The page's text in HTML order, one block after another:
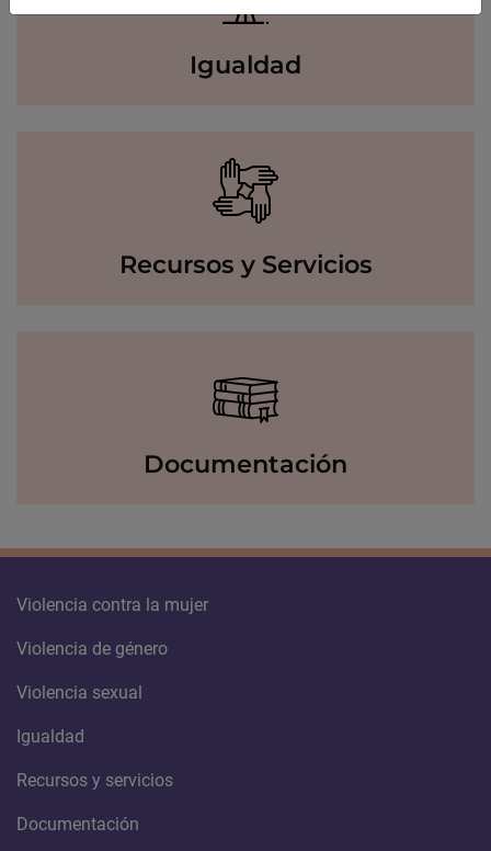
Igualdad
Recursos y Servicios
Documentación
Violencia contra la mujer
Violencia de género
Violencia sexual
Igualdad
Recursos y servicios
Documentación